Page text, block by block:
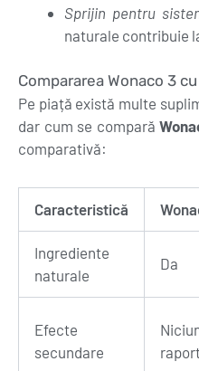
Sprijin pentru
naturale contribuie
Compararea Wonaco 3
Pe piață există multe
dar cum se compară
comparativă:
Caracteristică
Ingrediente
naturale
Da
Efecte
secundare